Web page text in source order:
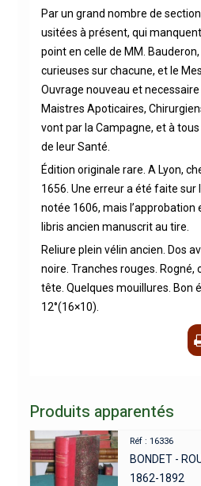
Par un grand nombre de
usitées à présent, qui
point en celle de MM.
curieuses sur chacune, et le
Ouvrage nouveau et
Maistres Apoticaires,
vont par la Campagne, et à
de leur Santé.
Édition originale rare. A Lyon,
1656. Une erreur a été faite sur
notée 1606, mais l’approbation
libris ancien manuscrit au tire.
Reliure plein vélin ancien. Dos
noire. Tranches rouges. Rogné,
tête. Quelques mouillures. Bon
12°(16×10).
Produits apparentés
Réf : 16336
BONDET -
1862-1892